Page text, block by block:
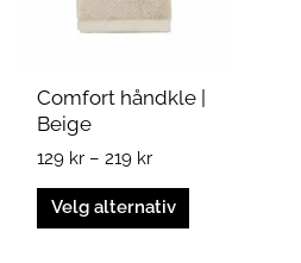
Comfort håndkle |
Beige
129 kr – 219 kr
Velg alternativ
produktsiden